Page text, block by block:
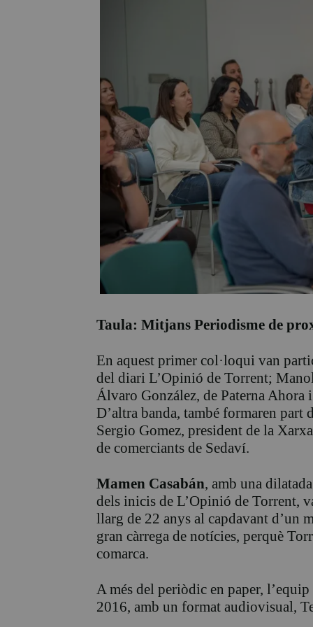
Taula: Mitjans Periodisme de
En aquest primer col·loqui van
del diari L’Opinió de Torrent;
Álvaro González, de Paterna Ahora
D’altra banda, també formaren part
Sergio Gomez, president de la
de comerciants de Sedaví.
Mamen Casabán, amb una
dels inicis de L’Opinió de Torrent,
llarg de 22 anys al capdavant d’un
gran càrrega de notícies, perquè
comarca.
A més del periòdic en paper,
2016, amb un format audiovisual,